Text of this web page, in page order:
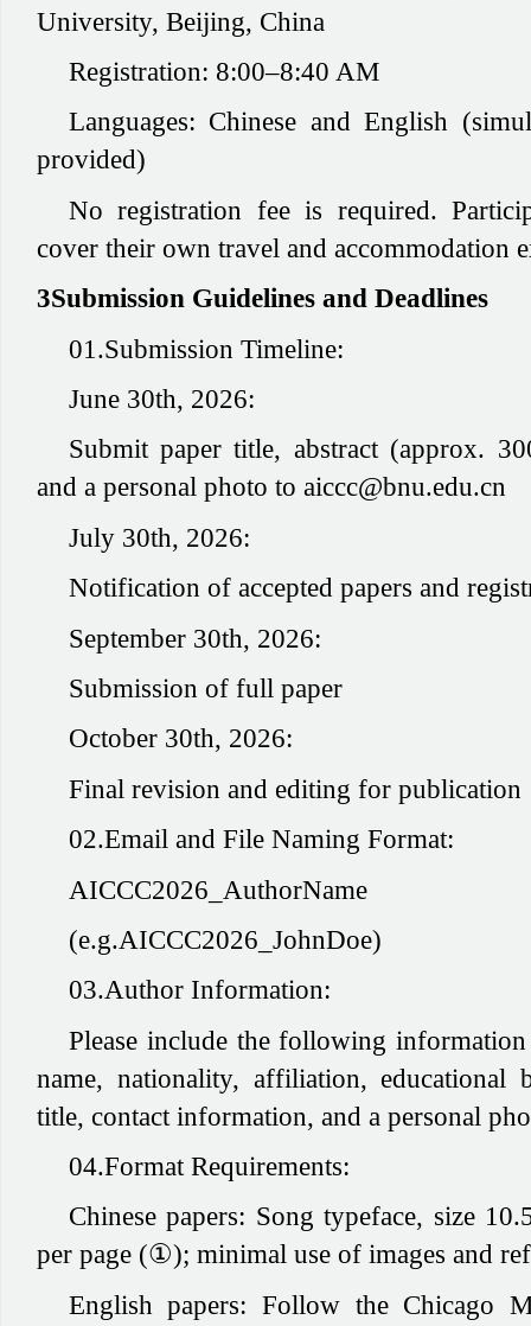
University, Beijing, China
Registration: 8:00–8:40 AM
Languages: Chinese and English
provided)
No registration fee is required.
cover their own travel and accommodation
3Submission Guidelines and Deadlines
01.Submission Timeline:
June 30th, 2026:
Submit paper title, abstract (approx.
and a personal photo to aiccc@bnu.edu.cn
July 30th, 2026:
Notification of accepted papers and
September 30th, 2026:
Submission of full paper
October 30th, 2026:
Final revision and editing for publication
02.Email and File Naming Format:
AICCC2026_AuthorName
(e.g.AICCC2026_JohnDoe)
03.Author Information:
Please include the following
name, nationality, affiliation, educational
title, contact information, and a personal
04.Format Requirements:
Chinese papers: Song typeface, size
per page (①); minimal use of images and
English papers: Follow the Chicago